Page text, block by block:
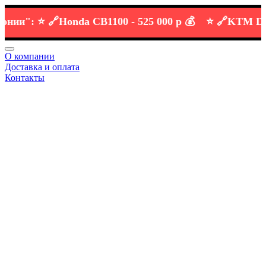
⭐️ 🔗 Honda CB1100 -525 000 р 💰 ⭐️ 🔗 KTM DUKE
О компании
Доставка и оплата
Контакты